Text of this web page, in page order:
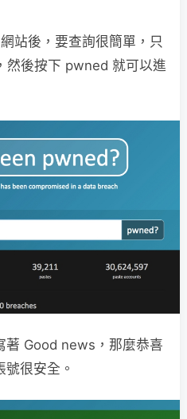
站後，要查詢很簡單，只
然後按下 pwned 就可以進
著 Good news，那麼恭喜
很安全。